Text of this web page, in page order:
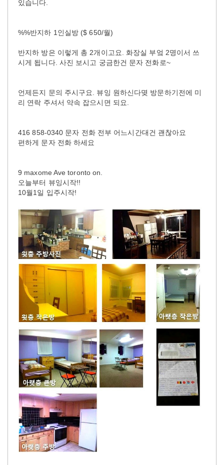
있습니다.
%%반지하 1인실방 ($ 650/월)
반지하 방은 이렇게 총 2개이고요. 화장실 부엌 2명이서 쓰
시게 됩니다. 사진 보시고 궁금한건 문자 전화로~
언제든지 문의 주시구요. 뷰잉 원하신다몆 방문하기전에 미
리 연락 주셔서 약속 잡으시면 되요.
416 858-0340 문자 전화 전부 어느시간대건 괜찮아요
편하게 문자 전화 하세요
9 maxome Ave toronto on.
오늘부터 뷰잉시작!!
10월1일 입주시작!